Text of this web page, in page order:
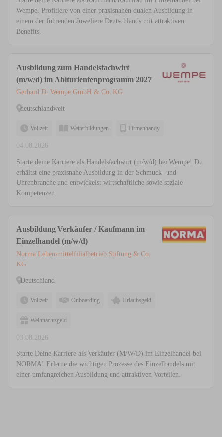
Wempe. Profitiere von einer praxisnahen dualen Ausbildung in
einem der führenden Juweliere Deutschlands mit attraktiven
Benefits.
Ausbildung zum Handelsfachwirt
(m/w/d) im Abiturientenprogramm 2027
Gerhard D. Wempe GmbH & Co. KG
deutschlandweit
Vollzeit Weiterbildungen Firmenhandy
04.08.2026
Starte deine Karriere als Handelsfachwirt (m/w/d) bei Wempe! Du
erhältst eine praxisnahe Ausbildung in der Schmuck- und
Uhrenbranche und entwickelst wirtschaftliche sowie soziale
Kompetenzen.
Ausbildung Verkäufer / Kaufmann im
Einzelhandel (m/w/d)
Norma Lebensmittelfilialbetrieb Stiftung & Co.
KG
Deutschland
Vollzeit Onboarding Urlaubsgeld
Weihnachtsgeld
03.08.2026
Starte Deine Karriere als Verkäufer (M/W/D) im Einzelhandel bei
NORMA! Erlerne die wichtigen Prozesse des Einzelhandels mit
einer umfangreichen Ausbildung und attraktiven Vorteilen.